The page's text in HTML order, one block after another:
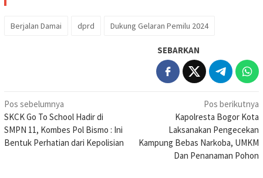
Berjalan Damai dprd Dukung Gelaran Pemilu 2024
SEBARKAN
Navigasi
pos
Pos sebelumnya
SKCK Go To School Hadir di
SMPN 11, Kombes Pol Bismo : Ini
Bentuk Perhatian dari Kepolisian
Pos berikutnya
Kapolresta Bogor Kota
Laksanakan Pengecekan
Kampung Bebas Narkoba, UMKM
Dan Penanaman Pohon